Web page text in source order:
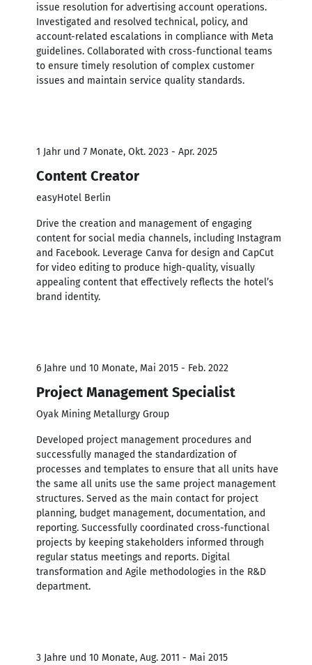
issue resolution for advertising account operations.
Investigated and resolved technical, policy, and
account-related escalations in compliance with Meta
guidelines. Collaborated with cross-functional teams
to ensure timely resolution of complex customer
issues and maintain service quality standards.
1 Jahr und 7 Monate, Okt. 2023 - Apr. 2025
Content Creator
easyHotel Berlin
Drive the creation and management of engaging
content for social media channels, including Instagram
and Facebook. Leverage Canva for design and CapCut
for video editing to produce high-quality, visually
appealing content that effectively reflects the hotel’s
brand identity.
6 Jahre und 10 Monate, Mai 2015 - Feb. 2022
Project Management Specialist
Oyak Mining Metallurgy Group
Developed project management procedures and
successfully managed the standardization of
processes and templates to ensure that all units have
the same all units use the same project management
structures. Served as the main contact for project
planning, budget management, documentation, and
reporting. Successfully coordinated cross-functional
projects by keeping stakeholders informed through
regular status meetings and reports. Digital
transformation and Agile methodologies in the R&D
department.
3 Jahre und 10 Monate, Aug. 2011 - Mai 2015